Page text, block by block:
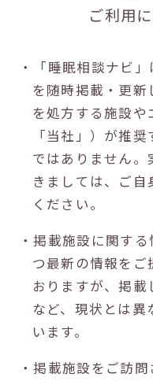
ご利用
・「睡眠相談ナビ
を随時掲載・更新
を処方する施設
「当社」）が推
ではありません
きましては、ご
ください。
・掲載施設に関す
つ最新の情報を
おりますが、掲
など、現状とは
います。
・掲載施設をご訪